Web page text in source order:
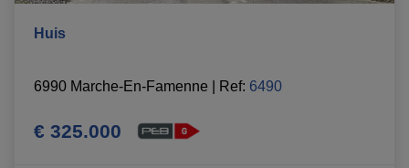
Huis
6990 Marche-En-Famenne Ref: 6490
€ 325.000